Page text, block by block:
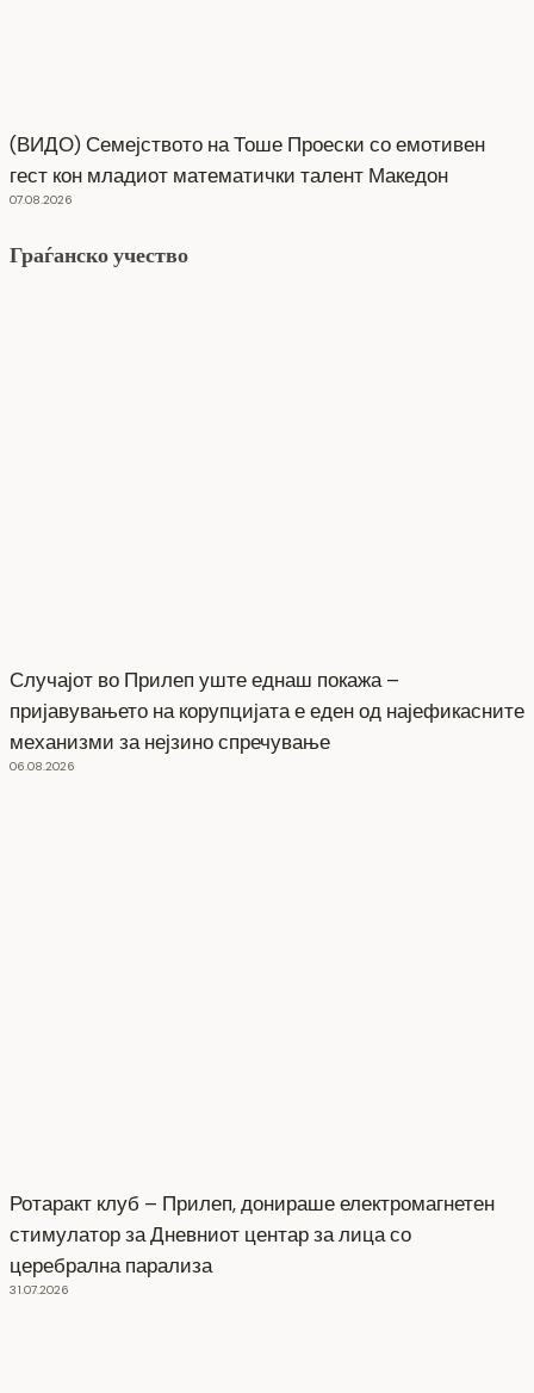
(ВИДО) Семејството на Тоше Проески со емотивен
гест кон младиот математички талент Македон
07.08.2026
Граѓанско учество
Случајот во Прилеп уште еднаш покажа –
пријавувањето на корупцијата е еден од најефикасните
механизми за нејзино спречување
06.08.2026
Ротаракт клуб – Прилеп, донираше електромагнетен
стимулатор за Дневниот центар за лица со
церебрална парализа
31.07.2026